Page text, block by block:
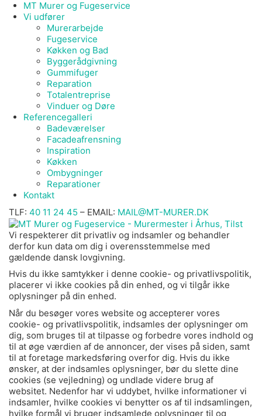
MT Murer og Fugeservice
Vi udfører
Murerarbejde
Fugeservice
Køkken og Bad
Byggerådgivning
Gummifuger
Reparation
Totalentreprise
Vinduer og Døre
Referencegalleri
Badeværelser
Facadeafrensning
Inspiration
Køkken
Ombygninger
Reparationer
Kontakt
TLF: 40 11 24 45 – EMAIL: MAIL@MT-MURER.DK
Vi respekterer dit privatliv og indsamler og behandler
derfor kun data om dig i overensstemmelse med
gældende dansk lovgivning.
Hvis du ikke samtykker i denne cookie- og privatlivspolitik,
placerer vi ikke cookies på din enhed, og vi tilgår ikke
oplysninger på din enhed.
Når du besøger vores website og accepterer vores
cookie- og privatlivspolitik, indsamles der oplysninger om
dig, som bruges til at tilpasse og forbedre vores indhold og
til at øge værdien af de annoncer, der vises på siden, samt
til at foretage markedsføring overfor dig. Hvis du ikke
ønsker, at der indsamles oplysninger, bør du slette dine
cookies (se vejledning) og undlade videre brug af
websitet. Nedenfor har vi uddybet, hvilke informationer vi
indsamler, hvilke cookies vi benytter os af til indsamlingen,
hvilke formål vi bruger indsamlede oplysninger til og